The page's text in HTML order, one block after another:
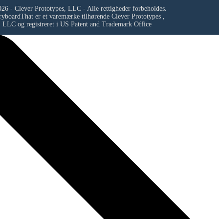
- Clever Prototypes, LLC - Alle rettigheder forbeholdes.
er et varemærke tilhørende Clever Prototypes ,
LLC og registreret i US Patent and Trademark Office